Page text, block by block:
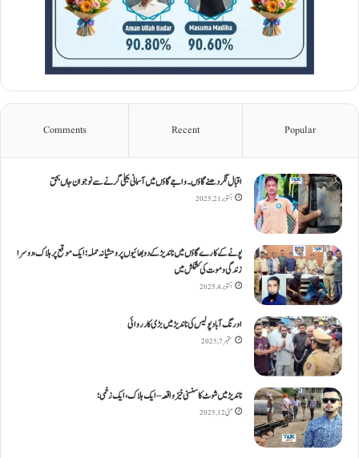
Popular
Recent
Comments
اقبال نگر دھنےگاؤں۔ واجےگاؤں میں آسمانی بجلی گرنے سے نوجوان جاں بحق
اکتوبر 21, 2025
پونے کے کارےگاؤں میں ناندیڑ کے دو بھائیوں پر وحشیانہ حملہ؛ ایک موقع پر ہلاک، دوسرا
زندگی و موت کی کشمکش میں
اکتوبر 4, 2025
اورنگ آباد پولیس کی ناندیڑ میں بڑی کارروائی
ستمبر 7, 2025
ناندیڑ میں شوٹ کا سنسنی خیز واقعہ – ایک ہلاک، ایک زخمی؛
مئی 12, 2025